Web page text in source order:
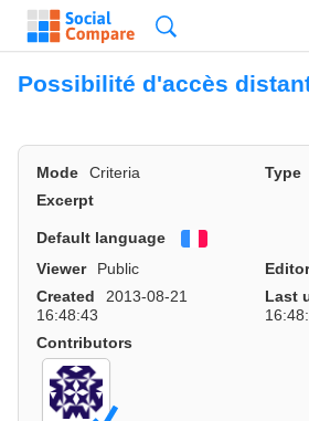
Possibilité d'accès
Mode Criteria Type
Excerpt
Default language
Viewer
Public Editor
Created
2013-08-21
16:48:43
Last
Contributors